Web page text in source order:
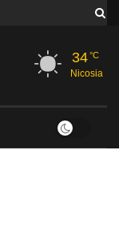
34°C
Nicosia